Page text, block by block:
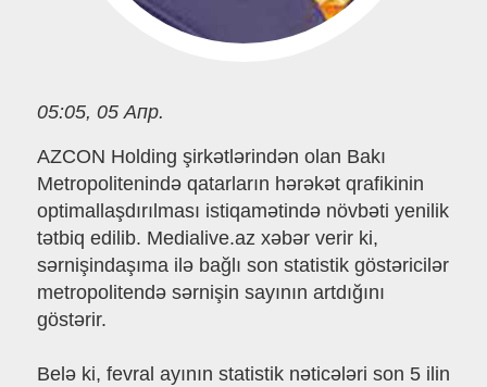
05:05, 05 Апр.
AZCON Holding şirkətlərindən olan Bakı
Metropolitenində qatarların hərəkət qrafikinin
optimallaşdırılması istiqamətində növbəti yenilik
tətbiq edilib. Medialive.az xəbər verir ki,
sərnişindaşıma ilə bağlı son statistik göstəricilər
metropolitendə sərnişin sayının artdığını
göstərir.
Belə ki, fevral ayının statistik nəticələri son 5 ilin